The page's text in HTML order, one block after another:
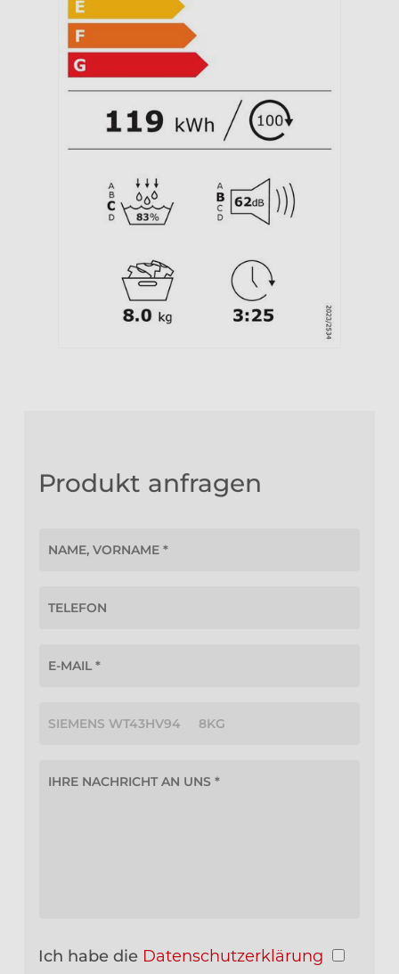
Produkt anfragen
Ich habe die Datenschutzerklärung